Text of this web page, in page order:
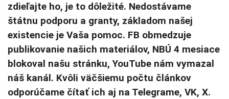
zdieľajte ho, je to dôležité. Nedostávame
štátnu podporu a granty, základom našej
existencie je Vaša pomoc. FB obmedzuje
publikovanie našich materiálov, NBÚ 4 mesiace
blokoval našu stránku, YouTube nám vymazal
náš kanál. Kvôli väčšiemu počtu článkov
odporúčame čítať ich aj na Telegrame, VK, X.